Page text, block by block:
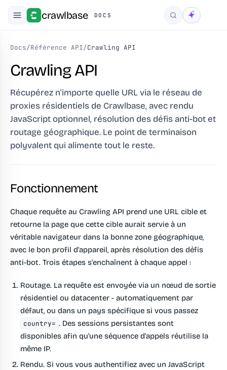
crawlbase DOCS Rechercher
Docs/Référence API/Crawling API
Crawling API
Récupérez n'importe quelle URL via le réseau de
proxies résidentiels de Crawlbase, avec rendu
JavaScript optionnel, résolution des défis anti-bot et
routage géographique. Le point de terminaison
polyvalent qui alimente tout le reste.
Fonctionnement
Chaque requête au Crawling API prend une URL cible et
retourne la page que cette cible aurait servie à un
véritable navigateur dans la bonne zone géographique,
avec le bon profil d'appareil, après résolution des défis
anti-bot. Trois étapes s'enchaînent à chaque appel :
Routage. La requête est envoyée via un nœud de sortie
résidentiel ou datacenter - automatiquement par
défaut, ou dans un pays spécifique si vous passez
country= . Des sessions persistantes sont
disponibles afin qu'une séquence d'appels réutilise la
même IP.
Rendu. Si vous vous authentifiez avec un JavaScript